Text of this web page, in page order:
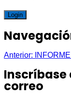
Login
Anterior:
Inscríbase
correo